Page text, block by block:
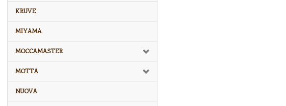
KRUVE
MIYAMA
MOCCAMASTER
MOTTA
NUOVA